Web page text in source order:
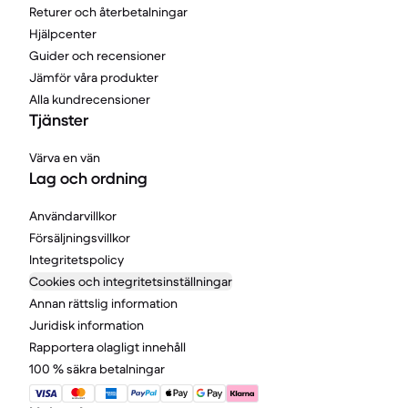
Returer och återbetalningar
Hjälpcenter
Guider och recensioner
Jämför våra produkter
Alla kundrecensioner
Tjänster
Värva en vän
Lag och ordning
Användarvillkor
Försäljningsvillkor
Integritetspolicy
Cookies och integritetsinställningar
Annan rättslig information
Juridisk information
Rapportera olagligt innehåll
100 % säkra betalningar